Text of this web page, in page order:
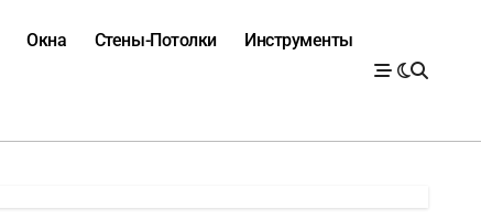
Окна Стены-Потолки Инструменты